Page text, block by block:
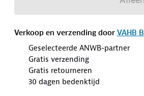
Verkoop en verzending door VAHB
Geselecteerde ANWB-partner
Gratis verzending
Gratis retourneren
30 dagen bedenktijd